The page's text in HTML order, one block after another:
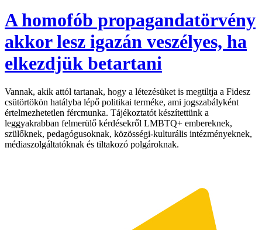
A homofób propagandatörvény
akkor lesz igazán veszélyes, ha
elkezdjük betartani
Vannak, akik attól tartanak, hogy a létezésüket is megtiltja a Fidesz
csütörtökön hatályba lépő politikai terméke, ami jogszabályként
értelmezhetetlen fércmunka. Tájékoztatót készítettünk a
leggyakrabban felmerülő kérdésekről LMBTQ+ embereknek,
szülőknek, pedagógusoknak, közösségi-kulturális intézményeknek,
médiaszolgáltatóknak és tiltakozó polgároknak.